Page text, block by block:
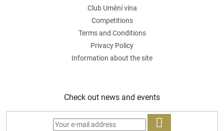
Club Umění vína
Competitions
Terms and Conditions
Privacy Policy
Information about the site
Check out news and events